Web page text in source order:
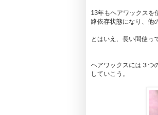
13年もヘアワックスを
路依存状態になり、他
とはいえ、長い間使っ
ヘアワックスには３つ
していこう。